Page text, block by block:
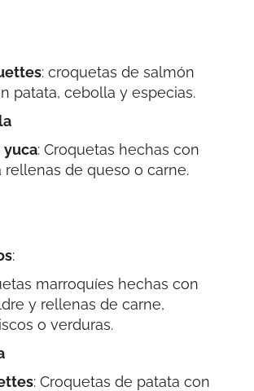
: croquetas de salmón
patata, cebolla y especias.
yuca: Croquetas hechas con
rellenas de queso o carne.
:
marroquíes hechas con
y rellenas de carne,
o verduras.
: Croquetas de patata con